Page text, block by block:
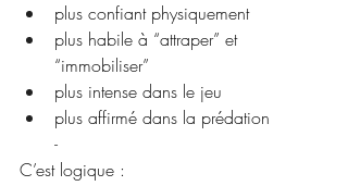
plus confiant physiquement
plus habile à “attraper” et
“immobiliser”
plus intense dans le jeu
plus affirmé dans la prédation
-
C’est logique :